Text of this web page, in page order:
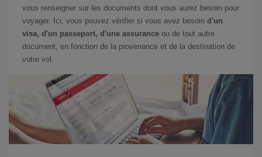
vous renseigner sur les documents dont vous aurez besoin pour
voyager. Ici, vous pouvez vérifier si vous avez besoin d'un
visa, d'un passeport, d'une assurance ou de tout autre
document, en fonction de la provenance et de la destination de
votre vol.